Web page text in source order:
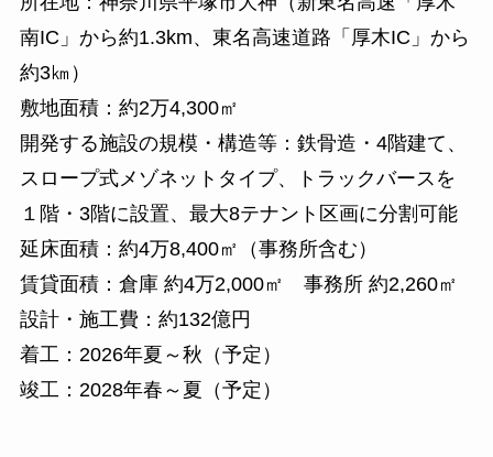
南IC」から約1.3km、東名高速道路「厚木IC」から
約3㎞）
敷地面積：約2万4,300㎡
開発する施設の規模・構造等：鉄骨造・4階建て、
スロープ式メゾネットタイプ、トラックバースを
１階・3階に設置、最大8テナント区画に分割可能
延床面積：約4万8,400㎡（事務所含む）
賃貸面積：倉庫 約4万2,000㎡ 事務所 約2,260㎡
設計・施工費：約132億円
着工：2026年夏～秋（予定）
竣工：2028年春～夏（予定）